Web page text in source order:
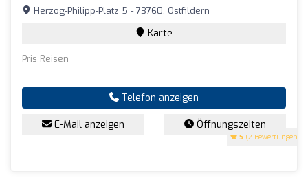
5 (2 Bewertungen)
Herzog-Philipp-Platz 5 - 73760, Ostfildern
Karte
Pris Reisen
Telefon anzeigen
E-Mail anzeigen Öffnungszeiten